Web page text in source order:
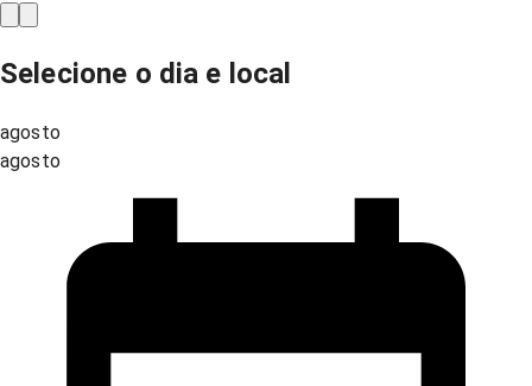
Selecione o dia e local
agosto
agosto